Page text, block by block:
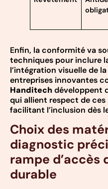
Enfin, la conformité va
techniques pour inclure
l’intégration visuelle de
entreprises innovantes
Handitechdéveloppent
qui allient respect de ces
facilitant l’inclusion dès
Choix des
diagnostic
rampe d’accès
durable